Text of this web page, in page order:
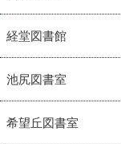
経堂図書館
池尻図書室
希望丘図書室